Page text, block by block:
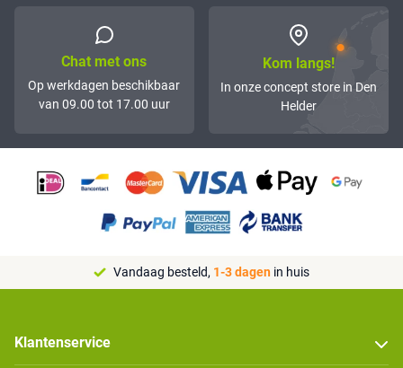
Chat met ons
Op werkdagen beschikbaar
van 09.00 tot 17.00 uur
Kom langs!
In onze concept store in Den
Helder
Vandaag besteld, 1-3 dagen in huis
Klantenservice